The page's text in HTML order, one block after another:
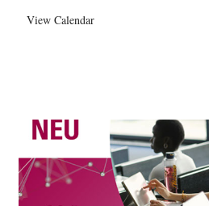
View Calendar